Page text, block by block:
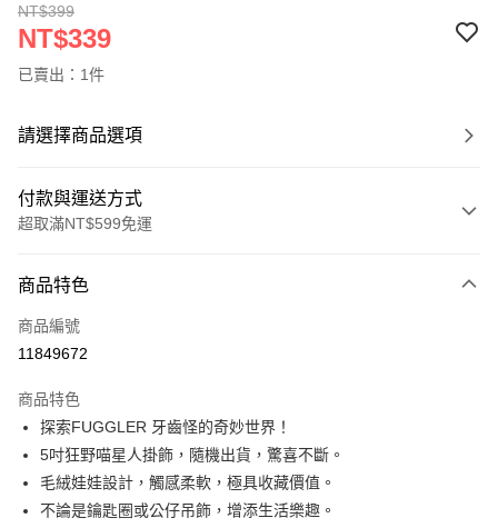
NT$399
NT$339
已賣出：1件
請選擇商品選項
付款與運送方式
超取滿NT$599免運
信用卡一次付款
超商取貨付款
Apple Pay
街口支付
全盈+PAY
商品特色
商品編號
11849672
商品特色
探索FUGGLER 牙齒怪的奇妙世界！
5吋狂野喵星人掛飾，隨機出貨，驚喜不斷。
毛絨娃娃設計，觸感柔軟，極具收藏價值。
不論是鑰匙圈或公仔吊飾，增添生活樂趣。